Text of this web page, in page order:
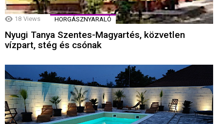
18 Views HORGÁSZNYARALÓ
Nyugi Tanya Szentes-Magyartés, közvetlen
vízpart, stég és csónak